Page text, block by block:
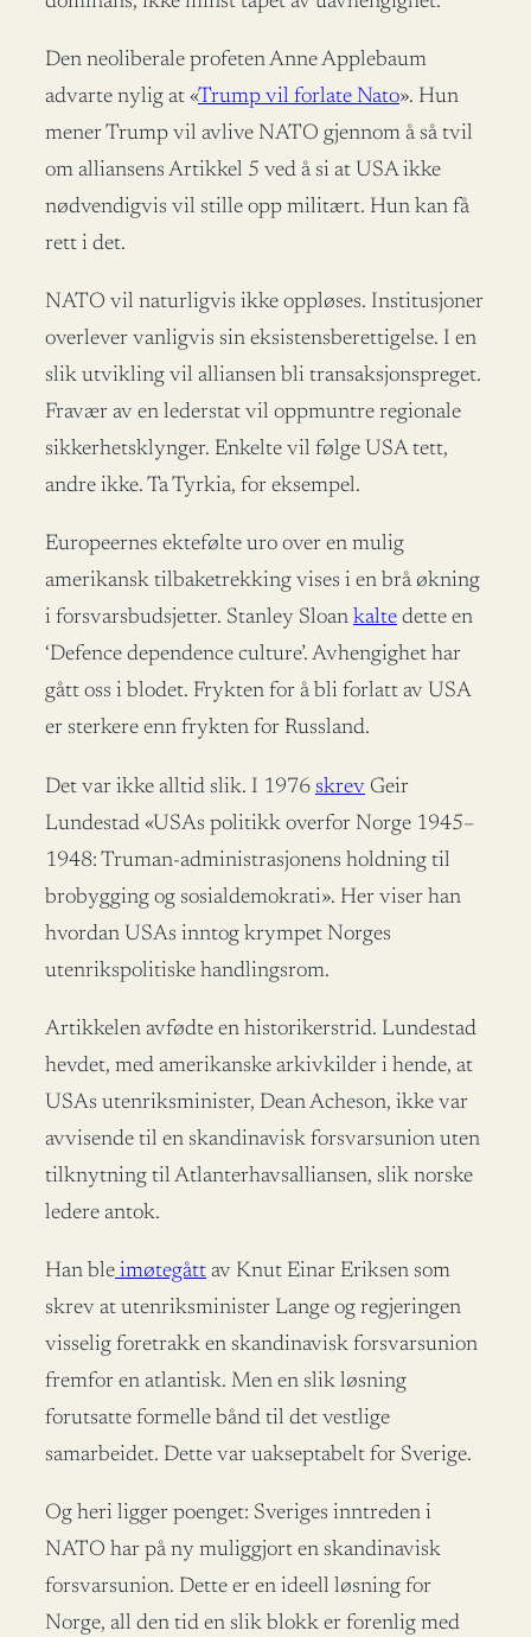
Den neoliberale profeten Anne Applebaum
advarte nylig at «Trump vil forlate Nato». Hun
mener Trump vil avlive NATO gjennom å så tvil
om alliansens Artikkel 5 ved å si at USA ikke
nødvendigvis vil stille opp militært. Hun kan få
rett i det.
NATO vil naturligvis ikke oppløses. Institusjoner
overlever vanligvis sin eksistensberettigelse. I en
slik utvikling vil alliansen bli transaksjonspreget.
Fravær av en lederstat vil oppmuntre regionale
sikkerhetsklynger. Enkelte vil følge USA tett,
andre ikke. Ta Tyrkia, for eksempel.
Europeernes ektefølte uro over en mulig
amerikansk tilbaketrekking vises i en brå økning
i forsvarsbudsjetter. Stanley Sloan kalte dette en
‘Defence dependence culture’. Avhengighet har
gått oss i blodet. Frykten for å bli forlatt av USA
er sterkere enn frykten for Russland.
Det var ikke alltid slik. I 1976 skrev Geir
Lundestad «USAs politikk overfor Norge 1945–
1948: Truman-administrasjonens holdning til
brobygging og sosialdemokrati». Her viser han
hvordan USAs inntog krympet Norges
utenrikspolitiske handlingsrom.
Artikkelen avfødte en historikerstrid. Lundestad
hevdet, med amerikanske arkivkilder i hende, at
USAs utenriksminister, Dean Acheson, ikke var
avvisende til en skandinavisk forsvarsunion uten
tilknytning til Atlanterhavsalliansen, slik norske
ledere antok.
Han ble imøtegått av Knut Einar Eriksen som
skrev at utenriksminister Lange og regjeringen
visselig foretrakk en skandinavisk forsvarsunion
fremfor en atlantisk. Men en slik løsning
forutsatte formelle bånd til det vestlige
samarbeidet. Dette var uakseptabelt for Sverige.
Og heri ligger poenget: Sveriges inntreden i
NATO har på ny muliggjort en skandinavisk
forsvarsunion. Dette er en ideell løsning for
Norge, all den tid en slik blokk er forenlig med